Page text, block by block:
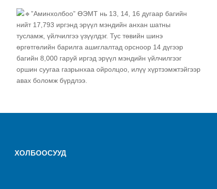
”Аминхолбоо” ӨЭМТ нь 13, 14, 16 дугаар багийн
нийт 17,793 иргэнд эрүүл мэндийн анхан шатны
тусламж, үйлчилгээ үзүүлдэг. Тус төвийн шинэ
өргөтгөлийн барилга ашиглалтад орсноор 14 дүгээр
багийн 8,000 гаруй иргэд эрүүл мэндийн үйлчилгээг
оршин суугаа газрынхаа ойролцоо, илүү хүртээмжтэйгээр
авах боломж бүрдлээ.
ХОЛБООСУУД